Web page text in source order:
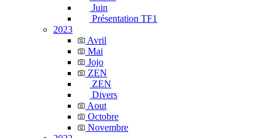
Juin
Présentation TF1
2023
Avril
Mai
Jojo
ZEN
ZEN
Divers
Aout
Octobre
Novembre